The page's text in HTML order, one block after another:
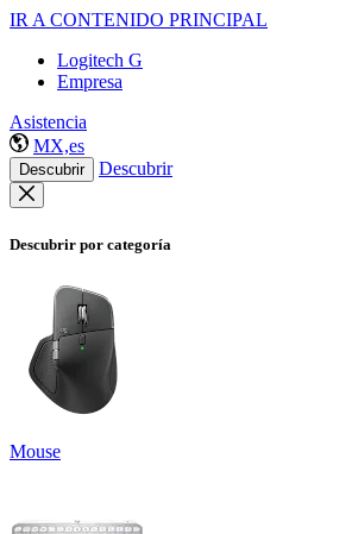
IR A CONTENIDO PRINCIPAL
Logitech G
Empresa
Asistencia
MX,es
Descubrir Descubrir
Descubrir por categoría
Mouse